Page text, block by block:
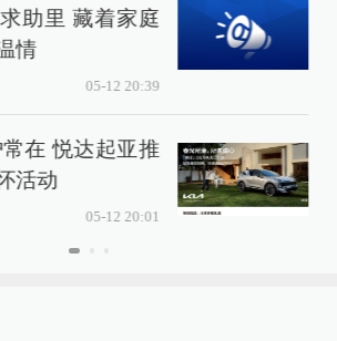
助里 藏着家庭
情
05-12 20:39
在 悦达起亚推
活动
05-12 20:01